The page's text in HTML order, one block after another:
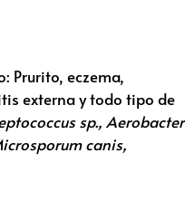
Prurito, eczema,
externa y todo tipo de
sp., Aerobacter
canis,